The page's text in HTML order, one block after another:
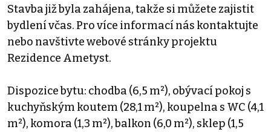
Stavba již byla zahájena, takže si můžete zajistit
bydlení včas. Pro více informací nás kontaktujte
nebo navštivte webové stránky projektu
Rezidence Ametyst.
Dispozice bytu: chodba (6,5 m²), obývací pokoj s
kuchyňským koutem (28,1 m²), koupelna s WC (4,1
m²), komora (1,3 m²), balkon (6,0 m²), sklep (1,5